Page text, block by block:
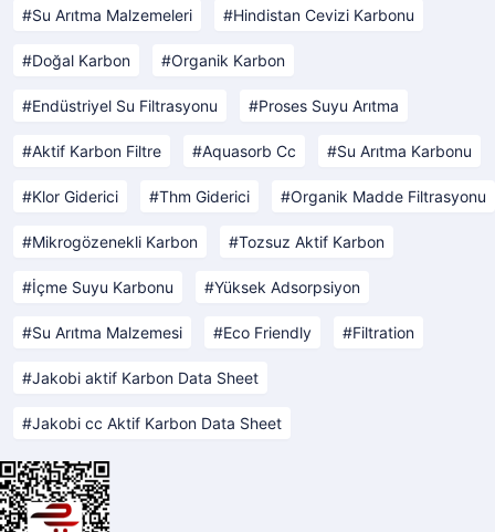
Su Arıtma Malzemeleri Hindistan Cevizi Karbonu
Doğal Karbon Organik Karbon
Endüstriyel Su Filtrasyonu Proses Suyu Arıtma
Aktif Karbon Filtre Aquasorb Cc Su Arıtma Karbonu
Klor Giderici Thm Giderici Organik Madde Filtrasyonu
Mikrogözenekli Karbon Tozsuz Aktif Karbon
İçme Suyu Karbonu Yüksek Adsorpsiyon
Su Arıtma Malzemesi Eco Friendly Filtration
Jakobi aktif Karbon Data Sheet
Jakobi cc Aktif Karbon Data Sheet